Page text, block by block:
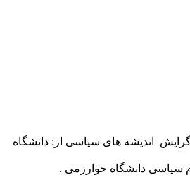
اندیشه های سیاسی از: دانشگاه
دانشگاه خوارزمی .